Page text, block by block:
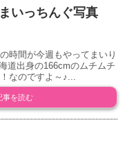
いっちんぐ写真
時間が今週もやってまいり
道出身の166cmのムチムチ
なのですよ～♪...
事を読む